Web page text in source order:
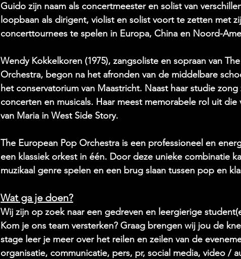
Guido zijn naam als concertmeester en solist van
loopbaan als dirigent, violist en solist voort te zetten met
concerttournees te spelen in Europa, China en Noord-
Wendy Kokkelkoren (1975), zangsoliste en sopraan van
Orchestra, begon na het afronden van de middelbare
het conservatorium van Maastricht. Naast haar studie
concerten en musicals. Haar meest memorabele rol uit
van Maria in West Side Story.
The European Pop Orchestra is een professioneel en
een klassiek orkest in één. Door deze unieke combinatie
muzikaal genre spelen en een brug slaan tussen pop en
Wat ga je doen?
Wij zijn op zoek naar een gedreven en leergierige
Kom je ons team versterken? Graag brengen wij jou de
stage leer je meer over het reilen en zeilen van de
organisatie, communicatie, pers, pr, social media, video /